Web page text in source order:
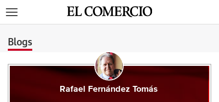
Blogs
Rafael Fernández Tomás